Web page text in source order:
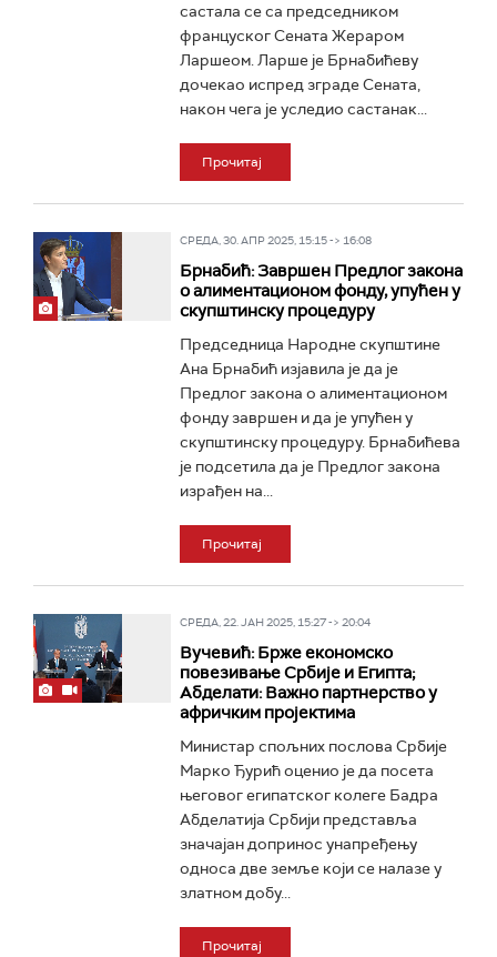
састала се са председником
француског Сената Жераром
Ларшеом. Ларше је Брнабићеву
дочекао испред зграде Сената,
након чега је уследио састанак...
Прочитај
СРЕДА, 30. АПР 2025, 15:15 -> 16:08
Брнабић: Завршен Предлог закона
о алиментационом фонду, упућен у
скупштинску процедуру
Председница Народне скупштине
Ана Брнабић изјавила је да је
Предлог закона о алиментационом
фонду завршен и да је упућен у
скупштинску процедуру. Брнабићева
је подсетила да је Предлог закона
израђен на...
Прочитај
СРЕДА, 22. ЈАН 2025, 15:27 -> 20:04
Вучевић: Брже економско
повезивање Србије и Египта;
Абделати: Важно партнерство у
афричким пројектима
Министар спољних послова Србије
Марко Ђурић оценио је да посета
његовог египатског колеге Бадра
Абделатија Србији представља
значајан допринос унапређењу
односа две земље који се налазе у
златном добу...
Прочитај